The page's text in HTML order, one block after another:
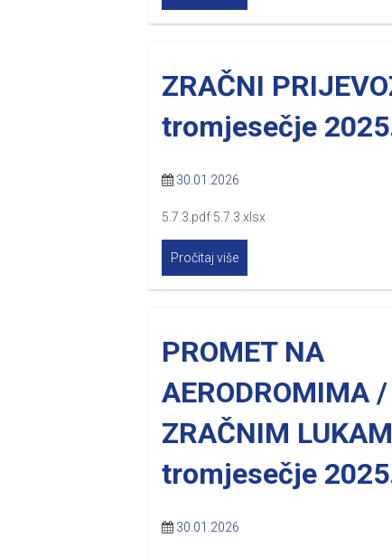
ZRAČNI
tromjesečje
30.01.2026
5.7.3.pdf 5.7.3.xlsx
Pročitaj više
PROMET NA
AERODROMIMA
ZRAČNIM
tromjesečje
30.01.2026